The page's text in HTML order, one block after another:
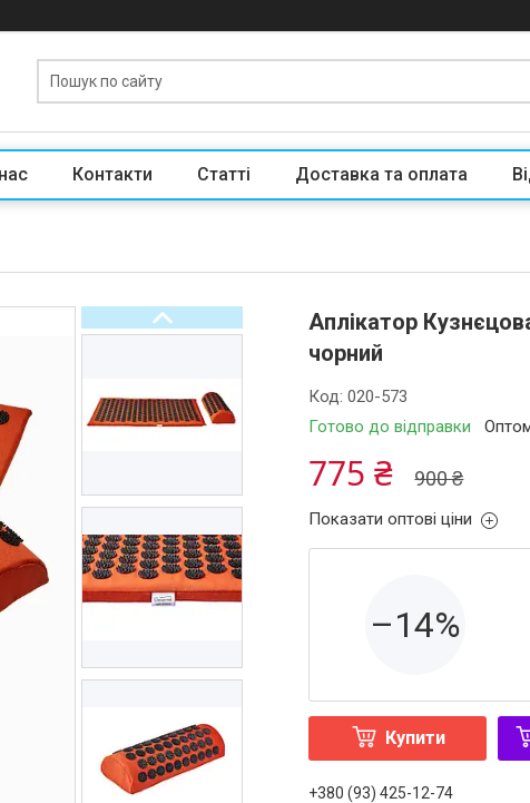
Контакти Статті Доставка та оплата
Аплікатор
чорний
Готово до відправки
Код:020-573
900 ₴
775 ₴
Показати оптові ціни
–14%
Купити
+380 (93) 425-12-74